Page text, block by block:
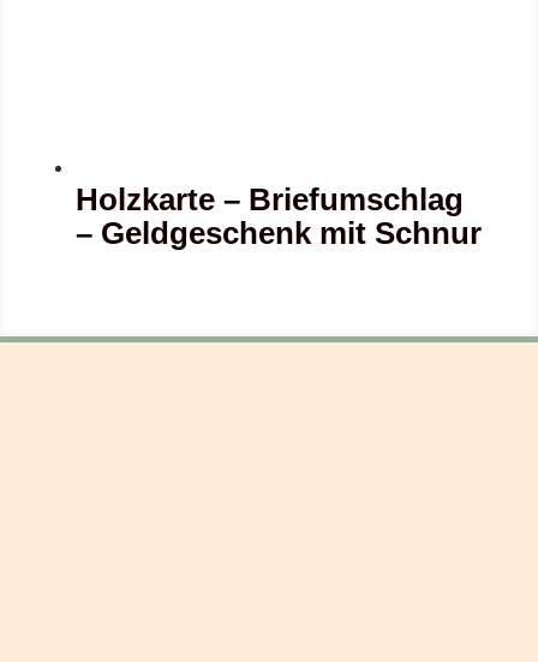
Holzkarte – Briefumschlag
– Geldgeschenk mit Schnur